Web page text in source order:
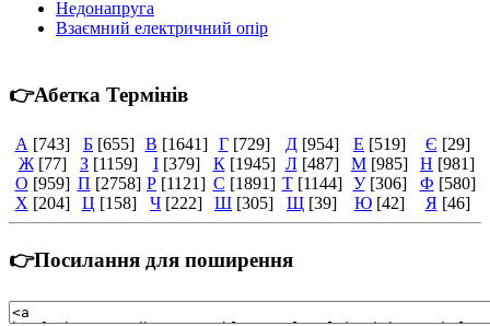
Недонапруга
Взаємний електричний опір
👉Абетка Термінів
А [743] Б [655] В [1641] Г [729] Д [954] Е [519] Є [29]
Ж [77] З [1159] І [379] К [1945] Л [487] М [985] Н [981]
О [959] П [2758] Р [1121] С [1891] Т [1144] У [306] Ф [580]
Х [204] Ц [158] Ч [222] Ш [305] Щ [39] Ю [42] Я [46]
👉Посилання для поширення